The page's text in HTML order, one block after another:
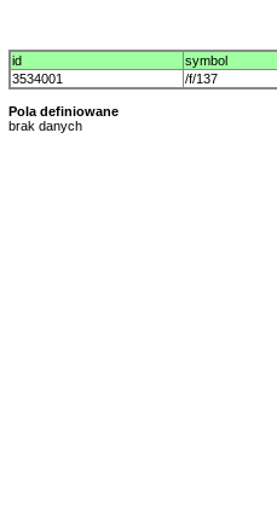
id symbol
3534001
/f/137
Pola definiowane
brak danych